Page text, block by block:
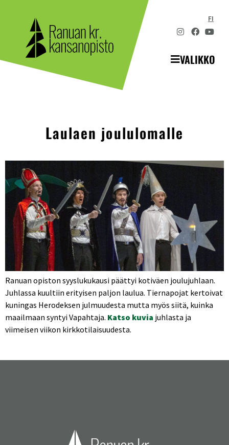
FI
VALIKKO
Laulaen joululomalle
Ranuan opiston syyslukukausi päättyi kotiväen joulujuhlaan.
Juhlassa kuultiin erityisen paljon laulua. Tiernapojat kertoivat
kuningas Herodeksen julmuudesta mutta myös siitä, kuinka
maailmaan syntyi Vapahtaja. Katso kuvia juhlasta ja
viimeisen viikon kirkkotilaisuudesta.